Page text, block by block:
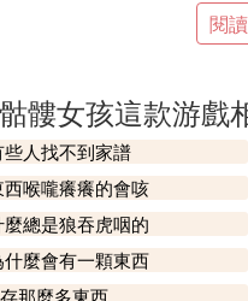
在可以上線預約申請了
息上看到說可以下載
將選擇各種各樣不同
時你可以自己搭配不
怎麼更新
能重新下載。
閱
髏女孩這款游戲
人找不到家譜
喉嚨癢癢的會咳
總是狼吞虎咽的
麼會有一顆東西
那麼多東西